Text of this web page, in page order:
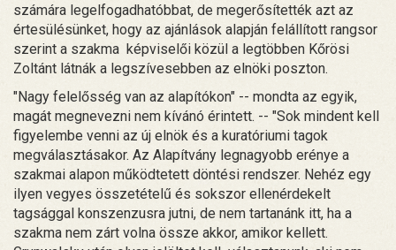
számára legelfogadhatóbbat, de megerősítették azt az
értesülésünket, hogy az ajánlások alapján felállított rangsor
szerint a szakma képviselői közül a legtöbben Kőrösi
Zoltánt látnák a legszívesebben az elnöki poszton.
"Nagy felelősség van az alapítókon" -- mondta az egyik,
magát megnevezni nem kívánó érintett. -- "Sok mindent kell
figyelembe venni az új elnök és a kuratóriumi tagok
megválasztásakor. Az Alapítvány legnagyobb erénye a
szakmai alapon működtetett döntési rendszer. Nehéz egy
ilyen vegyes összetételű és sokszor ellenérdekelt
tagsággal konszenzusra jutni, de nem tartanánk itt, ha a
szakma nem zárt volna össze akkor, amikor kellett.